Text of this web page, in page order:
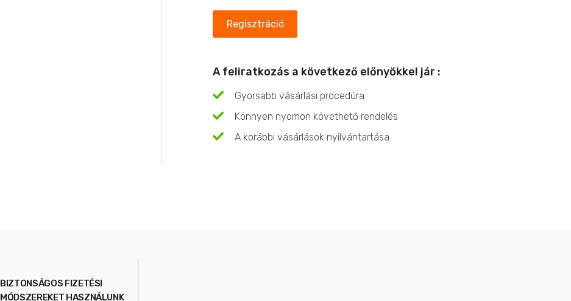
Regisztráció
A feliratkozás a következő előnyökkel jár :
Gyorsabb vásárlási procedúra
Könnyen nyomon követhető rendelés
A korábbi vásárlások nyilvántartása
BIZTONSÁGOS FIZETÉSI
MÓDSZEREKET HASZNÁLUNK